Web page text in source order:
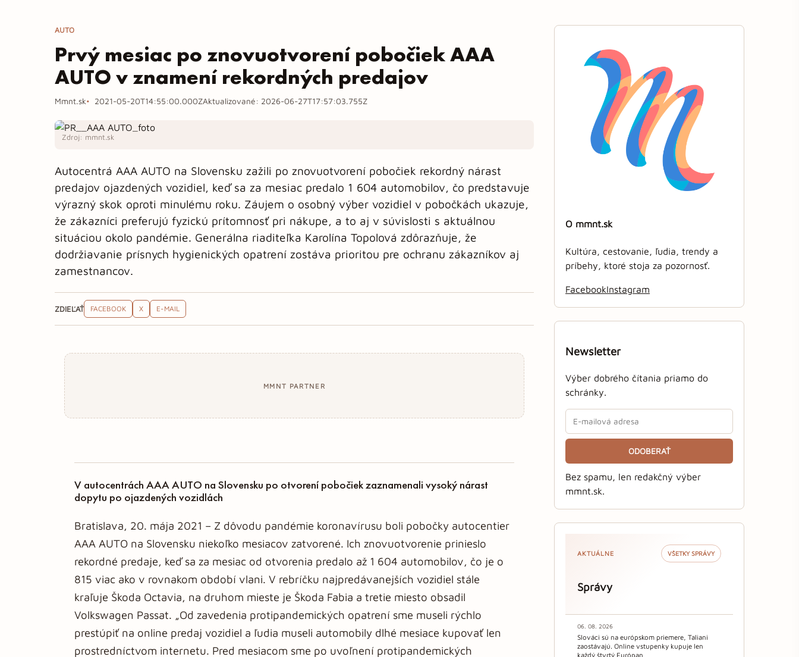
AUTO
Prvý mesiac po znovuotvorení pobočiek AAA
AUTO v znamení rekordných predajov
Mmnt.sk 2021-05-20T14:55:00.000ZAktualizované: 2026-06-27T17:57:03.755Z
Zdroj: mmnt.sk
Autocentrá AAA AUTO na Slovensku zažili po znovuotvorení pobočiek rekordný nárast
predajov ojazdených vozidiel, keď sa za mesiac predalo 1 604 automobilov, čo predstavuje
výrazný skok oproti minulému roku. Záujem o osobný výber vozidiel v pobočkách ukazuje,
že zákazníci preferujú fyzickú prítomnosť pri nákupe, a to aj v súvislosti s aktuálnou
situáciou okolo pandémie. Generálna riaditeľka Karolína Topolová zdôrazňuje, že
dodržiavanie prísnych hygienických opatrení zostáva prioritou pre ochranu zákazníkov aj
zamestnancov.
ZDIEĽAŤ FACEBOOK X E-MAIL
MMNT PARTNER
V autocentrách AAA AUTO na Slovensku po otvorení pobočiek zaznamenali vysoký nárast
dopytu po ojazdených vozidlách
Bratislava, 20. mája 2021 – Z dôvodu pandémie koronavírusu boli pobočky autocentier
AAA AUTO na Slovensku niekoľko mesiacov zatvorené. Ich znovuotvorenie prinieslo
rekordné predaje, keď sa za mesiac od otvorenia predalo až 1 604 automobilov, čo je o
815 viac ako v rovnakom období vlani. V rebríčku najpredávanejších vozidiel stále
kraľuje Škoda Octavia, na druhom mieste je Škoda Fabia a tretie miesto obsadil
Volkswagen Passat. „Od zavedenia protipandemických opatrení sme museli rýchlo
prestúpiť na online predaj vozidiel a ľudia museli automobily dlhé mesiace kupovať len
prostredníctvom internetu. Pred mesiacom sme po uvoľnení protipandemických
O mmnt.sk
Kultúra, cestovanie, ľudia, trendy a
príbehy, ktoré stoja za pozornosť.
FacebookInstagram
Newsletter
Výber dobrého čítania priamo do
schránky.
ODOBERAŤ
Bez spamu, len redakčný výber
mmnt.sk.
AKTUÁLNE VŠETKY SPRÁVY
Správy
06. 08. 2026
Slováci sú na európskom priemere, Taliani
zaostávajú. Online vstupenky kupuje len
každý štvrtý Európan